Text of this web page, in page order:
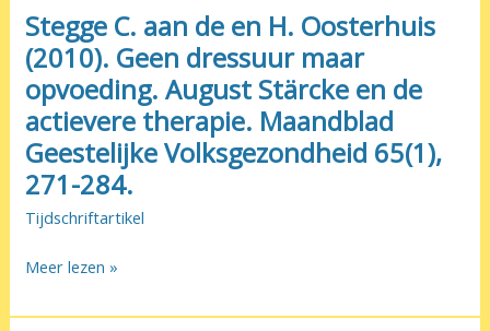
the
Netherlands
and
Great
Britain:
class,
status
and
gender
the
Stegge C. aan de en H. Oosterhuis
(2010). Geen dressuur maar
opvoeding. August Stärcke en de
actievere therapie. Maandblad
Geestelijke Volksgezondheid 65(1),
271-284.
Tijdschriftartikel
Stegge
aan
Meer lezen »